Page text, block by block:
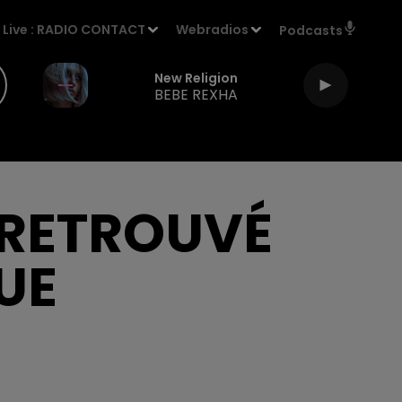
Live : RADIO CONTACT Webradios Podcasts
New Religion
BEBE REXHA